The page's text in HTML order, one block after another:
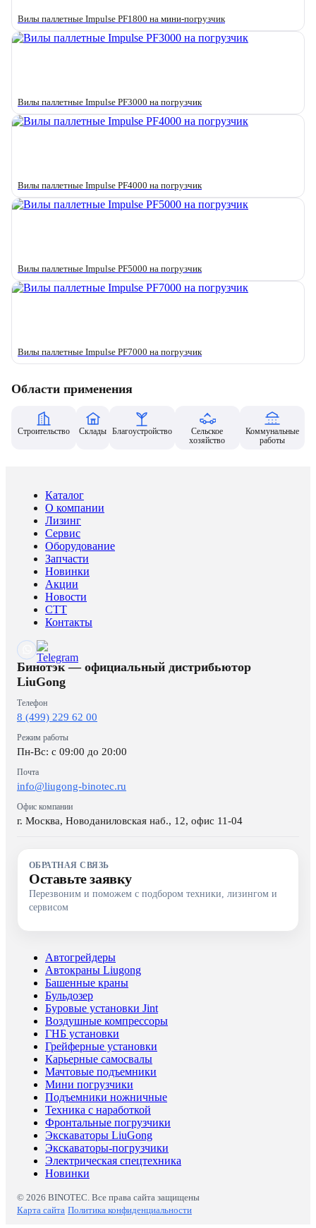
Вилы паллетные Impulse PF1800 на мини-погрузчик
Вилы паллетные Impulse PF3000 на погрузчик
Вилы паллетные Impulse PF4000 на погрузчик
Вилы паллетные Impulse PF5000 на погрузчик
Вилы паллетные Impulse PF7000 на погрузчик
Области применения
Строительство Склады Благоустройство
Сельское
хозяйство
Коммунальные
работы
Каталог
О компании
Лизинг
Сервис
Оборудование
Запчасти
Новинки
Акции
Новости
CTT
Контакты
Бинотэк — официальный дистрибьютор
LiuGong
Телефон
8 (499) 229 62 00
Режим работы
Пн-Вс: c 09:00 до 20:00
Почта
info@liugong-binotec.ru
Офис компании
г. Москва, Новоданиловская наб., 12, офис 11-04
ОБРАТНАЯ СВЯЗЬ
Оставьте заявку
Перезвоним и поможем с подбором техники, лизингом и
сервисом
Автогрейдеры
Автокраны Liugong
Башенные краны
Бульдозер
Буровые установки Jint
Воздушные компрессоры
ГНБ установки
Грейферные установки
Карьерные самосвалы
Мачтовые подъемники
Мини погрузчики
Подъемники ножничные
Техника с наработкой
Фронтальные погрузчики
Экскаваторы LiuGong
Экскаваторы-погрузчики
Электрическая спецтехника
Новинки
© 2026 BINOTEC. Все права сайта защищены
Карта сайта Политика конфиденциальности